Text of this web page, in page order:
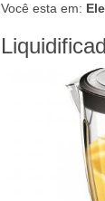
Você esta em: